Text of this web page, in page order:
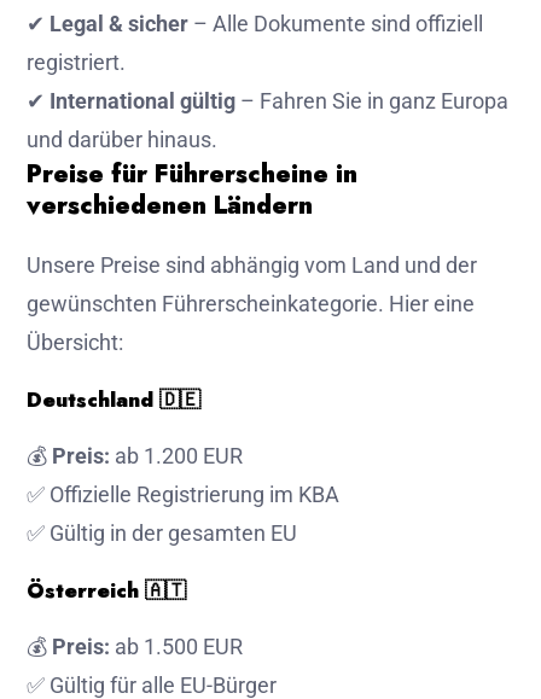
✔ Legal & sicher – Alle Dokumente sind offiziell
registriert.
✔ International gültig – Fahren Sie in ganz Europa
und darüber hinaus.
Preise für Führerscheine in
verschiedenen Ländern
Unsere Preise sind abhängig vom Land und der
gewünschten Führerscheinkategorie. Hier eine
Übersicht:
Deutschland 🇩🇪
💰 Preis: ab 1.200 EUR
✅ Offizielle Registrierung im KBA
✅ Gültig in der gesamten EU
Österreich 🇦🇹
💰 Preis: ab 1.500 EUR
✅ Gültig für alle EU-Bürger